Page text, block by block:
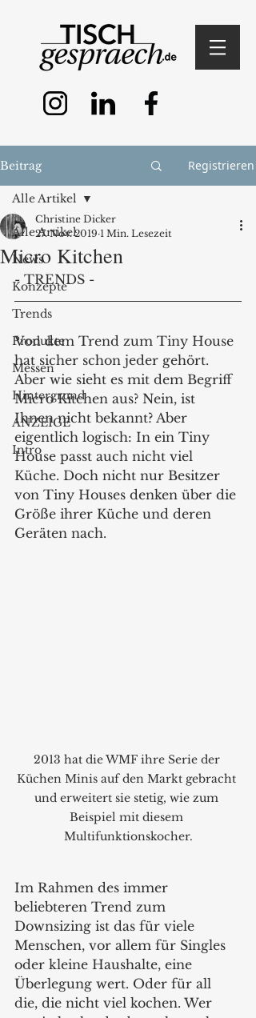
Beitrag Registrieren
Alle Artikel
News
Konzepte
Trends
Produkte
Messen
Hintergrund
ANZEIGE
Intro
Alle Artikel
Micro Kitchen
Christine Dicker
27. Nov. 2019 1 Min. Lesezeit
- TRENDS -
Von dem Trend zum Tiny House
hat sicher schon jeder gehört.
Aber wie sieht es mit dem Begriff
Micro Kitchen aus? Nein, ist
Ihnen nicht bekannt? Aber
eigentlich logisch: In ein Tiny
House passt auch nicht viel
Küche. Doch nicht nur Besitzer
von Tiny Houses denken über die
Größe ihrer Küche und deren
Geräten nach.
2013 hat die WMF ihre Serie der
Küchen Minis auf den Markt gebracht
und erweitert sie stetig, wie zum
Beispiel mit diesem
Multifunktionskocher.
Im Rahmen des immer
beliebteren Trend zum
Downsizing ist das für viele
Menschen, vor allem für Singles
oder kleine Haushalte, eine
Überlegung wert. Oder für all
die, die nicht viel kochen. Wer